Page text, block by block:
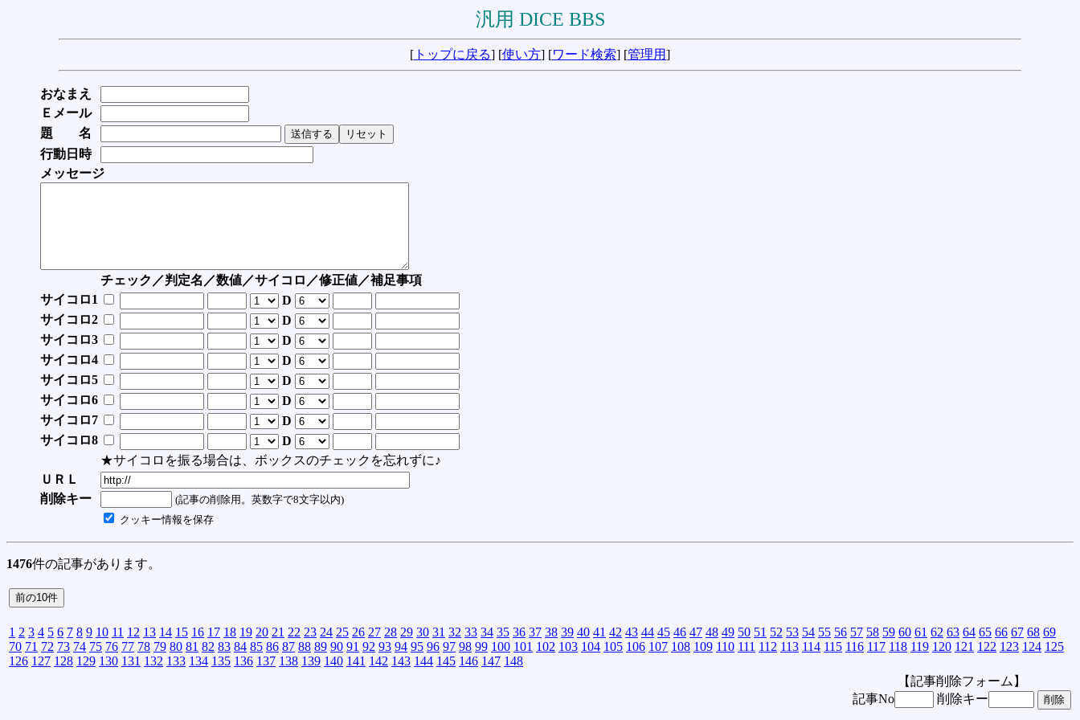
汎用 DICE BBS
[ トップに戻る] [使い方] [ワード検索] [管理用]
おなまえ
Ｅメール
題 名
行動日時
メッセージ
チェック／判定名／数値／サイコロ／修正値／補足事項
サイコロ1
D
サイコロ2
D
サイコロ3
D
サイコロ4
D
サイコロ5
D
サイコロ6
D
サイコロ7
D
サイコロ8
D
★サイコロを振る場合は、ボックスのチェックを忘れずに♪
ＵＲＬ
削除キー
(記事の削除用。英数字で8文字以内)
クッキー情報を保存
1476件の記事があります。
1 2 3 4 5 6 7 8 9 10 11 12 13 14 15 16 17 18 19 20 21 22 23 24 25 26 27 28 29 30 31 32 33 34 35 36 37 38 39 40 41 42 43 44 45 46 47 48 49 50 51 52 53 54 55 56 57 58 59 60 61 62 63 64 65 66 67 68 69
70 71 72 73 74 75 76 77 78 79 80 81 82 83 84 85 86 87 88 89 90 91 92 93 94 95 96 97 98 99 100 101 102 103 104 105 106 107 108 109 110 111 112 113 114 115 116 117 118 119 120 121 122 123 124 125
126 127 128 129 130 131 132 133 134 135 136 137 138 139 140 141 142 143 144 145 146 147 148
【記事削除フォーム】
記事No
削除キー